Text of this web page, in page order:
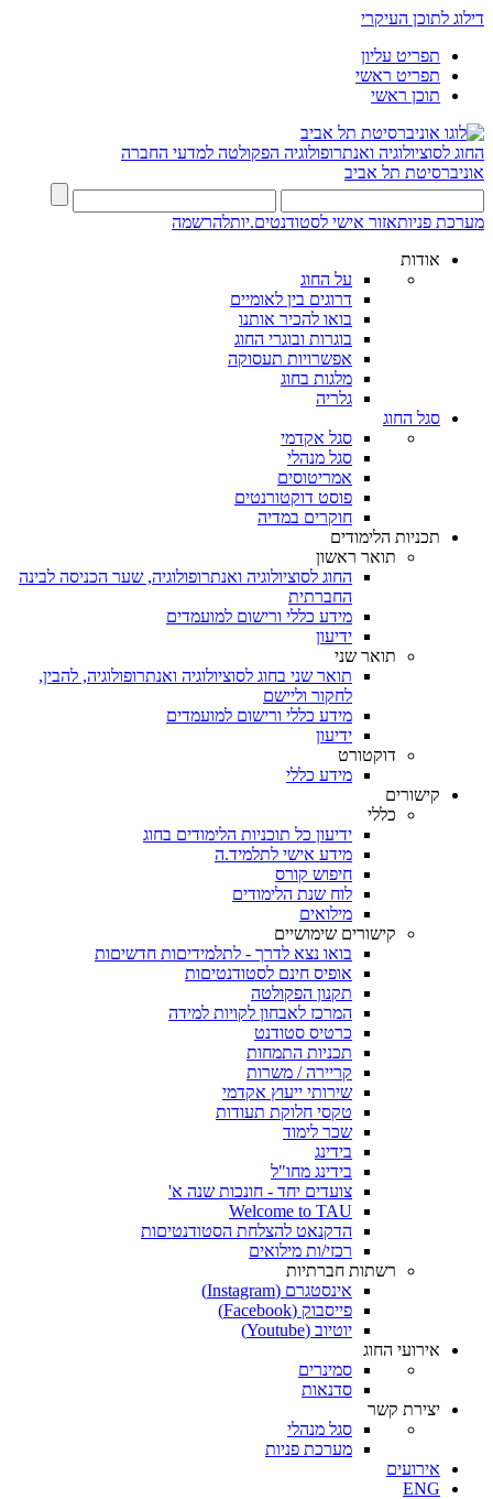
דילוג לתוכן העיקרי
תפריט עליון
תפריט ראשי
תוכן ראשי
החוג לסוציולוגיה ואנתרופולוגיה הפקולטה למדעי החברה
אוניברסיטת תל אביב
מערכת פניותאזור אישי לסטודנטים.יותלהרשמה
אודות
על החוג
דרוגים בין לאומיים
בואו להכיר אותנו
בוגרות ובוגרי החוג
אפשרויות תעסוקה
מלגות בחוג
גלריה
סגל החוג
סגל אקדמי
סגל מנהלי
אמריטוסים
פוסט דוקטורנטים
חוקרים במדיה
תכניות הלימודים
תואר ראשון
החוג לסוציולוגיה ואנתרופולוגיה, שער הכניסה לבינה
החברתית
מידע כללי ורישום למועמדים
ידיעון
תואר שני
תואר שני בחוג לסוציולוגיה ואנתרופולוגיה, להבין,
לחקור וליישם
מידע כללי ורישום למועמדים
ידיעון
דוקטורט
מידע כללי
קישורים
כללי
ידיעון כל תוכניות הלימודים בחוג
מידע אישי לתלמיד.ה
חיפוש קורס
לוח שנת הלימודים
מילואים
קישורים שימושיים
בואו נצא לדרך - לתלמידיםות חדשיםות
אופיס חינם לסטודנטיםות
תקנון הפקולטה
המרכז לאבחון לקויות למידה
כרטיס סטודנט
תכניות התמחות
קריירה / משרות
שירותי ייעוץ אקדמי
טקסי חלוקת תעודות
שכר לימוד
בידינג
בידינג מחו"ל
צועדים יחד - חונכות שנה א'
Welcome to TAU
הדקנאט להצלחת הסטודנטיםות
רכזי/ות מילואים
רשתות חברתיות
אינסטגרם (Instagram)
פייסבוק (Facebook)
יוטיוב (Youtube)
אירועי החוג
סמינרים
סדנאות
יצירת קשר
סגל מנהלי
מערכת פניות
אירועים
ENG